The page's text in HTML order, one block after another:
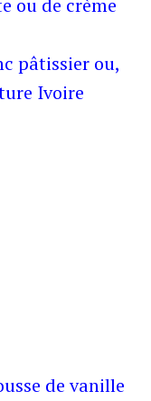
ou de crème
pâtissier ou,
Ivoire
de vanille